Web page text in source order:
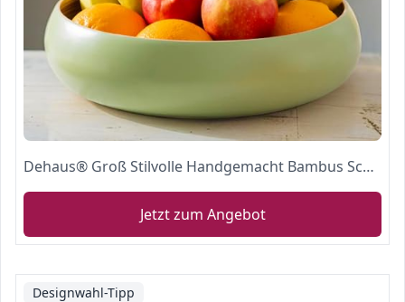
Dehaus® Groß Stilvolle Handgemacht Bambus Schüssel 30cm, als Obstschale, Salatschüssel oder Brotkorb (Salbeigrün)
Jetzt zum Angebot
Designwahl-Tipp